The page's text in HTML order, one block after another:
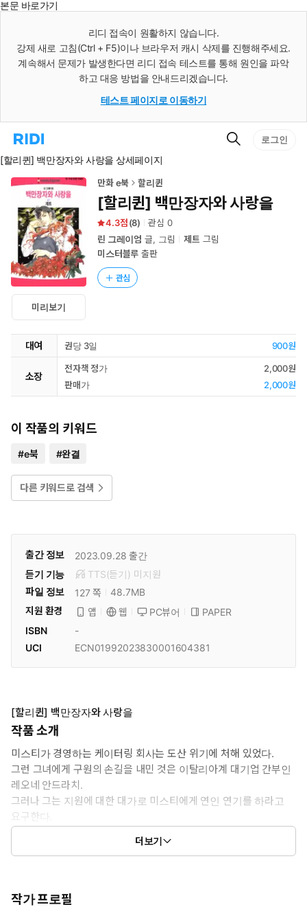
본문 바로가기
리디 접속이 원활하지 않습니다.
강제 새로 고침(Ctrl + F5)이나 브라우저 캐시 삭제를 진행해주세요.
계속해서 문제가 발생한다면 리디 접속 테스트를 통해 원인을 파악
하고 대응 방법을 안내드리겠습니다.
테스트 페이지로 이동하기
리
홈
로
검
로그인
[할리퀸] 백만장자와 사랑을 상세페이지
미리보기
만화 e북 할리퀸
[할리퀸] 백만장자와 사랑을
4.3 (8) 관심 0
린 그레이엄 글, 그림 제트 그림
미스터블루 출판
관심
대여 권당 3일 900원
소장
전자책 정가
2,000원
판매가
2,000원
이 작품의 키워드
#e북 #완결
다른 키워드로 검색
출간 정보 2023.09.28 출간
듣기 기능
TTS(듣기) 미 지원
파일 정보
127 쪽
48.7MB
지원 환경
앱 웹 PC뷰어
PAPER
ISBN
-
UCI
ECN01992023830001604381
[할리퀸] 백만장자와 사랑을
작품 소개
미스티가 경영하는 케이터링 회사는 도산 위기에 처해 있었다.
그런 그녀에게 구원의 손길을 내민 것은 이탈리아계 대기업 간부인
레오네 안드라치.
그러나 그는 지원에 대한 대가로 미스티에게 연인 연기를 하라고
요구한다.
주위에 여자가 줄을 서있을 그가 어째서? 미스티가 선택된 배경에
는 무시무시한 계획이 있었는데…!!
더보기
작가 프로필